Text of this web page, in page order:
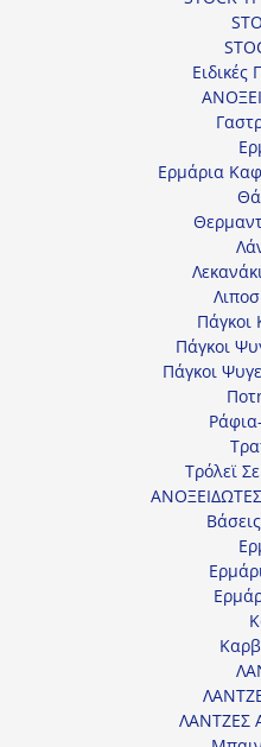
Ερμάρια
Πάγκοι
Πάγκοι
Πάγκοι
Τρόλεϊ
ΛΑΝΤΖΕΣ